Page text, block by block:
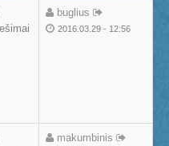
buglius
2016.03.29 - 12:56
makumbinis